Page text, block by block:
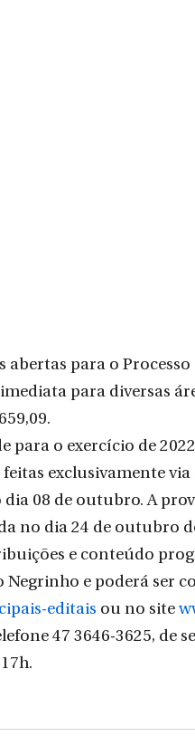
para o Processo
para diversas
para o exercício de
exclusivamente
dia 08 de outubro. A
no dia 24 de outubro
e conteúdo
Negrinho e poderá ser
editais ou no site
47 3646-3625, de